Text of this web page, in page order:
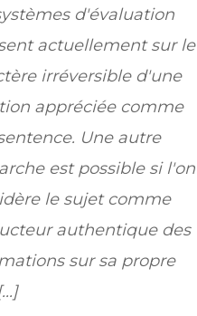
d'évaluation
actuellement sur le
irréversible d'une
appréciée comme
Une autre
est possible si l'on
le sujet comme
authentique des
sur sa propre